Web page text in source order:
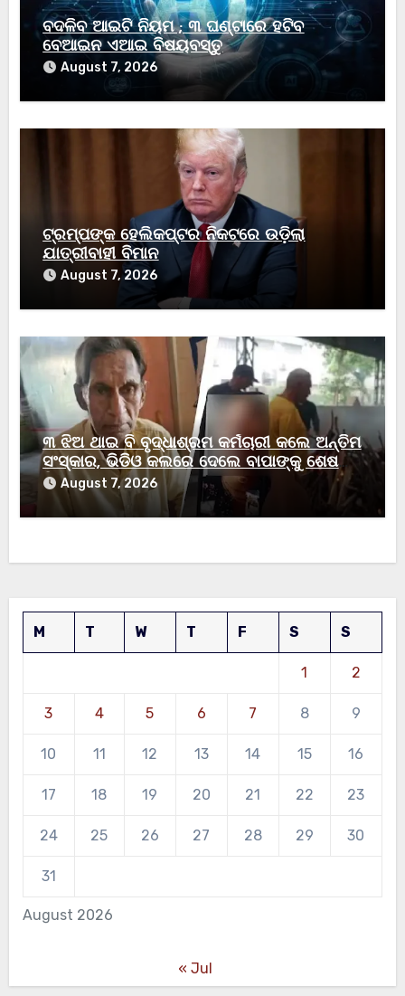
ବଦଳିବ ଆଇଟି ନିୟମ ; ୩ ଘଣ୍ଟାରେ ହଟିବ
ବେଆଇନ ଏଆଇ ବିଷୟବସ୍ତୁ
August 7, 2026
ଟ୍ରମ୍ପଙ୍କ ହେଲିକପ୍ଟର ନିକଟରେ ଉଡ଼ିଲା
ଯାତ୍ରୀବାହୀ ବିମାନ
August 7, 2026
୩ ଝିଅ ଥାଇ ବି ବୃଦ୍ଧାଶ୍ରମ କର୍ମଚାରୀ କଲେ ଅନ୍ତିମ
ସଂସ୍କାର, ଭିଡିଓ କଲରେ ଦେଲେ ବାପାଙ୍କୁ ଶେଷ
ବିଦାୟAugust 7, 2026
August 2026
M T W T F S S
1 2
3 4 5 6 7 8 9
10 11 12 13 14 15 16
17 18 19 20 21 22 23
24 25 26 27 28 29 30
31
« Jul